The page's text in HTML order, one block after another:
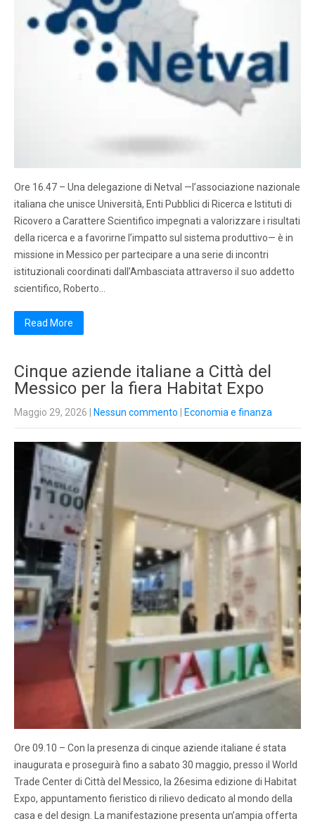
Ore 16.47 – Una delegazione di Netval —l’associazione nazionale
italiana che unisce Università, Enti Pubblici di Ricerca e Istituti di
Ricovero a Carattere Scientifico impegnati a valorizzare i risultati
della ricerca e a favorirne l’impatto sul sistema produttivo— è in
missione in Messico per partecipare a una serie di incontri
istituzionali coordinati dall’Ambasciata attraverso il suo addetto
scientifico, Roberto…
Read More
Cinque aziende italiane a Città del
Messico per la fiera Habitat Expo
Maggio 29, 2026 Nessun commento Economia e finanza
Ore 09.10 – Con la presenza di cinque aziende italiane é stata
inaugurata e proseguirà fino a sabato 30 maggio, presso il World
Trade Center di Città del Messico, la 26esima edizione di Habitat
Expo, appuntamento fieristico di rilievo dedicato al mondo della
casa e del design. La manifestazione presenta un’ampia offerta